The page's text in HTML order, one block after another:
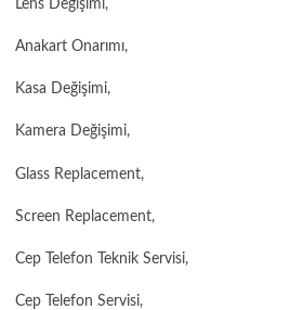
Lens Değişimi,
Anakart Onarımı,
Kasa Değişimi,
Kamera Değişimi,
Glass Replacement,
Screen Replacement,
Cep Telefon Teknik Servisi,
Cep Telefon Servisi,